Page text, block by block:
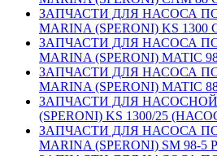
ЗАПЧАСТИ ДЛЯ НАСОСА
MARINA (SPERONI) KS 1300
ЗАПЧАСТИ ДЛЯ НАСОСА
MARINA (SPERONI) MATIC
ЗАПЧАСТИ ДЛЯ НАСОСА
MARINA (SPERONI) MATIC
ЗАПЧАСТИ ДЛЯ НАСОСНОЙ
(SPERONI) KS 1300/25
ЗАПЧАСТИ ДЛЯ НАСОСА
MARINA (SPERONI) SM 98-5